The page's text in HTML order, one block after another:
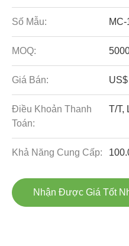
Số Mẫu:
MOQ:
Giá Bán:
Điều Khoản Thanh
Toán:
T/T,
Khả Năng Cung Cấp:
Nhận Được Giá Tốt